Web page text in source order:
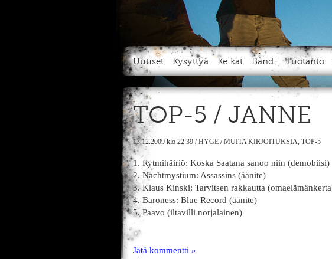
Uutiset Kysyttyä Keikat Bändi Tuotanto
TOP-5 / JANNE
13.12.2009 klo 22:39 /HYGE /MUITA KIRJOITUKSIA, TOP-5
1. Rytmihäiriö: Koska Saatana sanoo niin (demobiisi)
2. Nachtmystium: Assassins (äänite)
3. Klaus Kinski: Tarvitsen rakkautta
4. Baroness: Blue Record (äänite)
5. Paavo (iltavilli norjalainen)
Jätä kommentti »